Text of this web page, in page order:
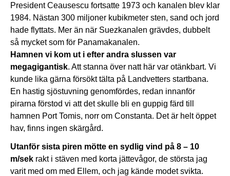
President Ceausescu fortsatte 1973 och kanalen blev klar
1984. Nästan 300 miljoner kubikmeter sten, sand och jord
hade flyttats. Mer än när Suezkanalen grävdes, dubbelt
så mycket som för Panamakanalen.
Hamnen vi kom ut i efter andra slussen var
megagigantisk. Att stanna över natt här var otänkbart. Vi
kunde lika gärna försökt tälta på Landvetters startbana.
En hastig sjöstuvning genomfördes, redan innanför
pirarna förstod vi att det skulle bli en guppig färd till
hamnen Port Tomis, norr om Constanta. Det är helt öppet
hav, finns ingen skärgård.
Utanför sista piren mötte en sydlig vind på 8 – 10
m/sek rakt i stäven med korta jättevågor, de största jag
varit med om med Ellem, och jag kände modet svikta.